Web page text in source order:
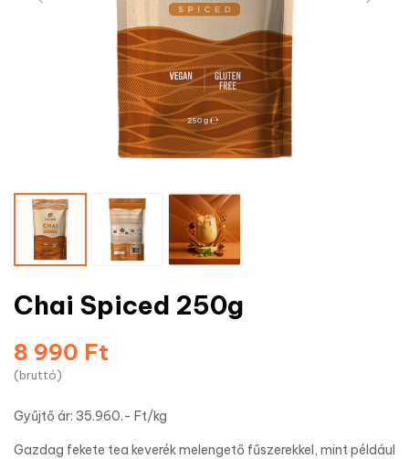
Chai Spiced 250g
8 990 Ft
(bruttó)
Gyűjtő ár: 35.960.- Ft/kg
Gazdag fekete tea keverék melengető fűszerekkel, mint például